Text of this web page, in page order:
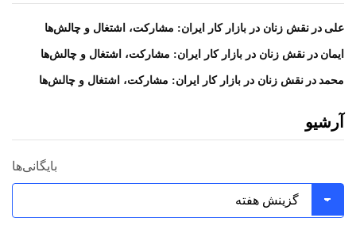
علی در نقش زنان در بازار کار ایران: مشارکت، اشتغال و چالش‌ها
ایمان در نقش زنان در بازار کار ایران: مشارکت، اشتغال و چالش‌ها
محمد در نقش زنان در بازار کار ایران: مشارکت، اشتغال و چالش‌ها
آرشیو
بایگانی‌ها